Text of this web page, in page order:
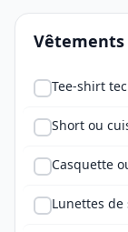
Vêtements
Tee-shirt
Short ou
Casquette
Lunettes de